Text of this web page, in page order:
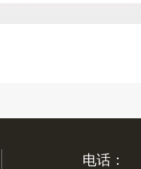
电话：